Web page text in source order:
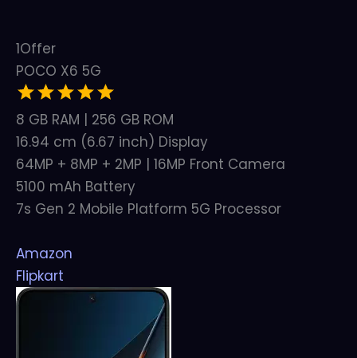
1Offer
POCO X6 5G
8 GB RAM | 256 GB ROM
16.94 cm (6.67 inch) Display
64MP + 8MP + 2MP | 16MP Front Camera
5100 mAh Battery
7s Gen 2 Mobile Platform 5G Processor
Amazon
Flipkart